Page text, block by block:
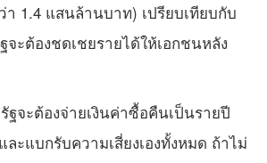
า 1.4 แสนล้านบาท) เปรียบเทียบกับ
ะต้องชดเชยรายได้ให้เอกชนหลัง
จะต้องจ่ายเงินค่าซื้อคืนเป็นรายปี
ละแบกรับความเสี่ยงเองทั้งหมด ถ้าไม่